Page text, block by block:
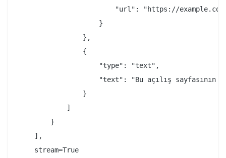
"url": "https://
                    }
                },
                {
                    "type": "text",
"text": "Bu açılış sayfasının
                }
            ]
        }
    ],
    stream=True